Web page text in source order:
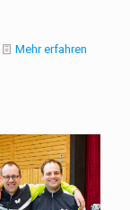
Mehr erfahren